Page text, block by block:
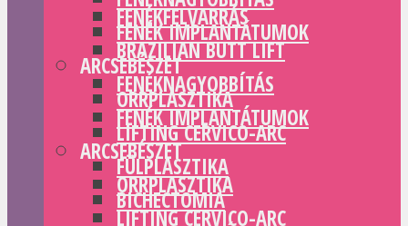
FENÉK IMPLANTÁTUMOK
ARCSEBÉSZET
ORRPLASZTIKA
LIFTING CERVICO-ARC
FÜLPLASZTIKA
BICHECTOMIA
FENÉKFELVARRÁS
BRAZILIAN BUTT LIFT
FENÉKNAGYOBBÍTÁS
FENÉK IMPLANTÁTUMOK
ARCSEBÉSZET
ORRPLASZTIKA
LIFTING CERVICO-ARC